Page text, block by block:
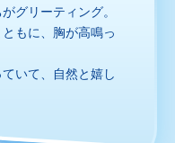
グリーティング。
もに、胸が高鳴っ
いて、自然と嬉し